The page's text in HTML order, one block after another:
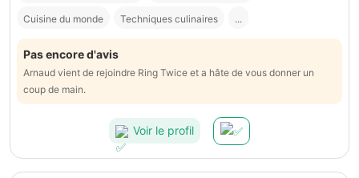
Cuisine du monde Techniques culinaires ...
Pas encore d'avis
Arnaud vient de rejoindre Ring Twice et a hâte de vous donner un
coup de main.
Voir le profil